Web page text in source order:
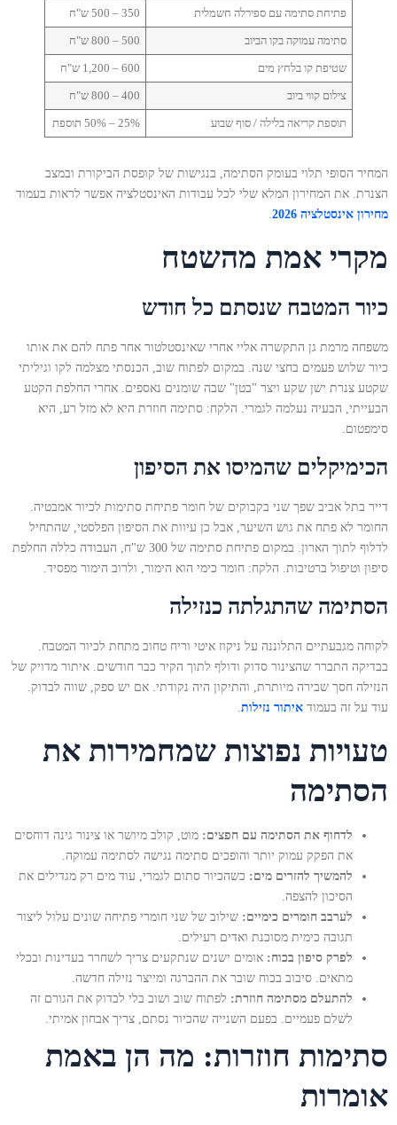
פתיחת סתימה עם ספירלה חשמלית 350 – 500 ש"ח
סתימה עמוקה בקו הביוב 500 – 800 ש"ח
שטיפת קו בלחץ מים 600 – 1,200 ש"ח
צילום קווי ביוב 400 – 800 ש"ח
תוספת קריאה בלילה / סוף שבוע 25% – 50% תוספת
המחיר הסופי תלוי בעומק הסתימה, בנגישות של קופסת הביקורת ובמצב
הצנרת. את המחירון המלא שלי לכל עבודות האינסטלציה אפשר לראות בעמוד
מחירון אינסטלציה 2026
.
מקרי אמת מהשטח
כיור המטבח שנסתם כל חודש
משפחה מרמת גן התקשרה אליי אחרי שאינסטלטור אחר פתח להם את אותו
כיור שלוש פעמים בחצי שנה. במקום לפתוח שוב, הכנסתי מצלמה לקו וגיליתי
שקטע צנרת ישן שקע ויצר "בטן" שבה שומנים נאספים. אחרי החלפת הקטע
הבעייתי, הבעיה נעלמה לגמרי. הלקח: סתימה חוזרת היא לא מזל רע, היא
סימפטום.
הכימיקלים שהמיסו את הסיפון
דייר בתל אביב שפך שני בקבוקים של חומר פתיחת סתימות לכיור אמבטיה.
החומר לא פתח את גוש השיער, אבל כן עיוות את הסיפון הפלסטי, שהתחיל
לדלוף לתוך הארון. במקום פתיחת סתימה של 300 ש"ח, העבודה כללה החלפת
סיפון וטיפול ברטיבות. הלקח: חומר כימי הוא הימור, ולרוב הימור מפסיד.
הסתימה שהתגלתה כנזילה
לקוחה מגבעתיים התלוננה על ניקוז איטי וריח טחוב מתחת לכיור המטבח.
בבדיקה התברר שהצינור סדוק ודולף לתוך הקיר כבר חודשים. איתור מדויק של
הנזילה חסך שבירה מיותרת, והתיקון היה נקודתי. אם יש ספק, שווה לבדוק.
עוד על זה בעמוד איתור נזילות.
טעויות נפוצות שמחמירות את
הסתימה
לדחוף את הסתימה עם חפצים: מוט, קולב מיושר או צינור גינה דוחסים
את הפקק עמוק יותר והופכים סתימה נגישה לסתימה עמוקה.
להמשיך להזרים מים: כשהכיור סתום לגמרי, עוד מים רק מגדילים את
הסיכון להצפה.
לערבב חומרים כימיים: שילוב של שני חומרי פתיחה שונים עלול ליצור
תגובה כימית מסוכנת ואדים רעילים.
לפרק סיפון בכוח: אומים ישנים שנתקעים צריך לשחרר בעדינות ובכלי
מתאים. סיבוב בכוח שובר את ההברגה ומייצר נזילה חדשה.
להתעלם מסתימה חוזרת: לפתוח שוב ושוב בלי לבדוק את הגורם זה
לשלם פעמיים. בפעם השנייה שהכיור נסתם, צריך אבחון אמיתי.
סתימות חוזרות: מה הן באמת
אומרות